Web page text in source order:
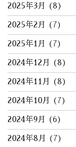
2025年3月 (8)
2025年2月 (7)
2025年1月 (7)
2024年12月 (8)
2024年11月 (8)
2024年10月 (7)
2024年9月 (6)
2024年8月 (7)